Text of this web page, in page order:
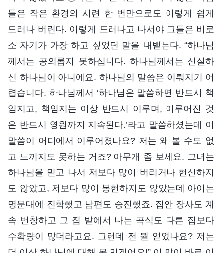
들은 작은 환경의 시련 한 번만으로도 이렇게 쉽게
드러나 버린다. 이렇게 드러나고 나서야 그들은 비로
소 자기가 가장 하고 싶었던 말을 내뱉는다. “하나님
께서는 공의롭지 못하십니다. 하나님께서는 신실하
신 하나님이 아니에요. 하나님의 말씀은 이뤄지기 어
렵습니다. 하나님께서 ‘하나님은 말씀하면 반드시 책
임지고, 책임지는 이상 반드시 이루며, 이루어진 것
은 반드시 영원까지 지속된다.’라고 말씀하셨는데 이
말씀이 어디에서 이루어졌나요? 저는 왜 볼 수도 없
고 느끼지도 못하는 거죠? 아무개 좀 보세요. 그녀는
하나님을 믿고 나서 저보다 많이 버리거나 헌신하지
도 않았고, 저보다 많이 봉헌하지도 않았는데 아이는
명문대에 진학했고 남편도 승진했죠. 집안 장사도 계
속 번창하고 그 집 밭에서 나는 곡식도 다른 집보다
수확량이 많더라고요. 그런데 전 뭘 얻었나요? 저는